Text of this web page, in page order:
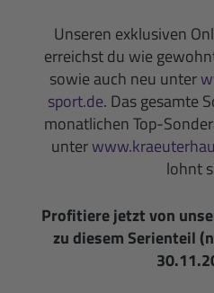
Unseren exklusiven
erreichst du wie
sowie auch neu unter
sport.de. Das gesamte
monatlichen Top-
unter
lohnt
Profitiere jetzt von
zu diesem Serienteil